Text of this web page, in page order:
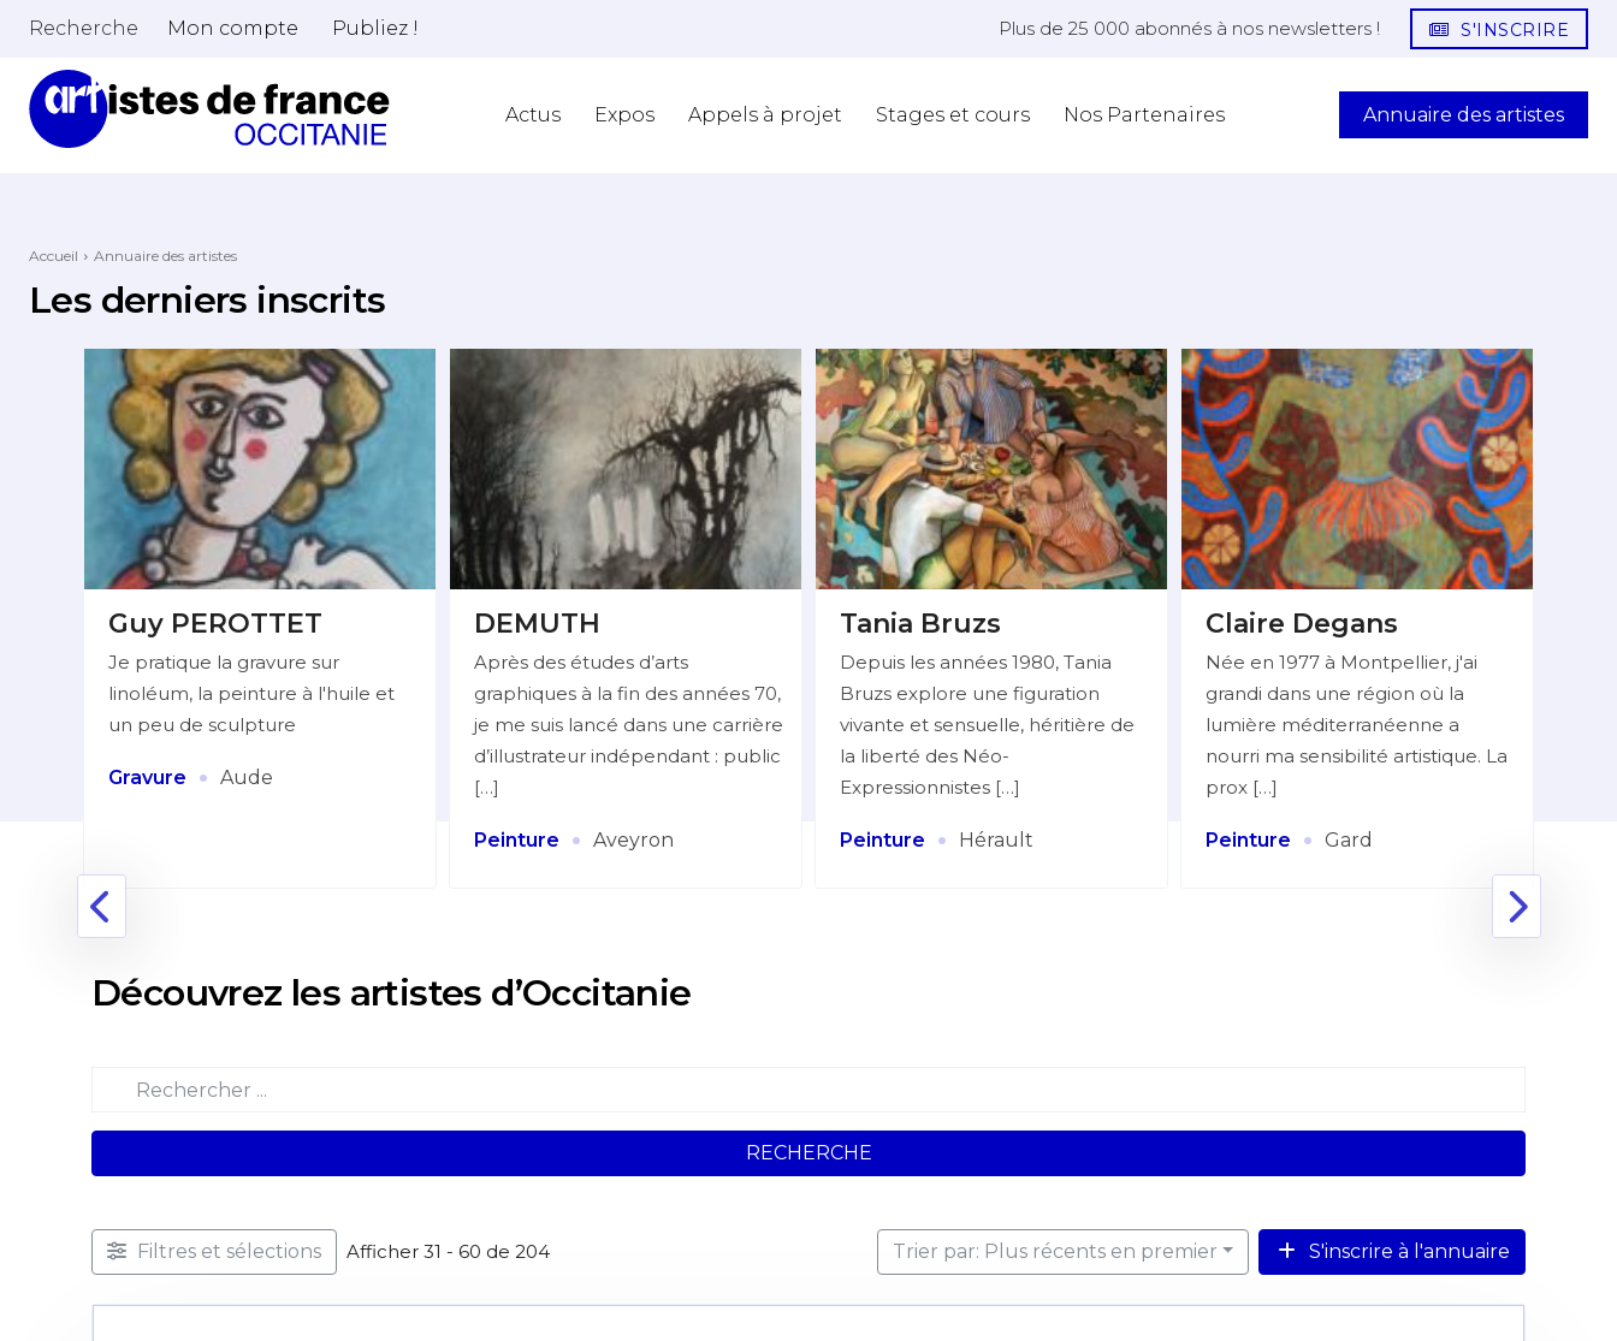
Recherche Mon compte Publiez ! Plus de 25 000 abonnés à nos newsletters ! S'INSCRIRE
Actus Expos Appels à projet Stages et cours Nos Partenaires Annuaire des artistes
Accueil Annuaire des artistes
Les derniers inscrits
Guy PEROTTET
Je pratique la gravure sur
linoléum, la peinture à l'huile et
un peu de sculpture
Gravure · Aude
DEMUTH
Après des études d’arts
graphiques à la fin des années 70,
je me suis lancé dans une carrière
d’illustrateur indépendant : public
[…]
Peinture · Aveyron
Tania Bruzs
Depuis les années 1980, Tania
Bruzs explore une figuration
vivante et sensuelle, héritière de
la liberté des Néo-
Expressionnistes […]
Peinture · Hérault
Claire Degans
Née en 1977 à Montpellier, j'ai
grandi dans une région où la
lumière méditerranéenne a
nourri ma sensibilité artistique. La
prox […]
Peinture · Gard
Découvrez les artistes d’Occitanie
RECHERCHE
Filtres et sélections Afficher 31 - 60 de 204 Trier par: Plus récents en premier S'inscrire à l'annuaire